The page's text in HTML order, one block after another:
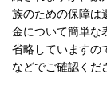
族のための保障は
金について簡単な
省略していますの
などでご確認くだ